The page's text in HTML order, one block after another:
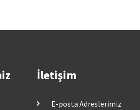
İletişim
E-posta Adreslerimiz